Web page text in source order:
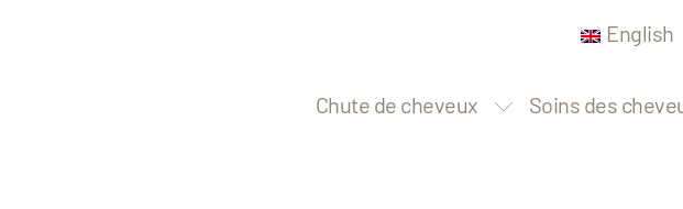
Chute de cheveux Soins des
English